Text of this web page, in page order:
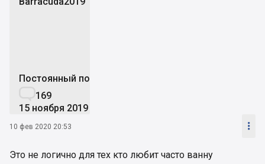
Постоянный пользователь
169
15 ноября 2019
10 фев 2020 20:53 
Это не логично для тех кто любит часто ванну